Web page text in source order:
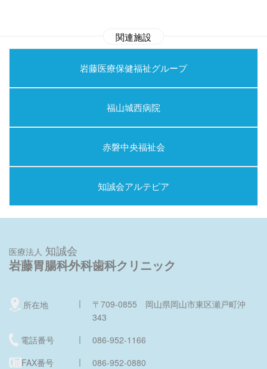
関連施設
岩藤医療保健福祉グループ
福山城西病院
赤磐中央福祉会
知誠会アルテピア
医療法人 知誠会
岩藤胃腸科外科歯科クリニック
所在地
〒709-0855 岡山県岡山市東区瀬戸町沖
343
電話番号
086-952-1166
FAX番号
086-952-0880